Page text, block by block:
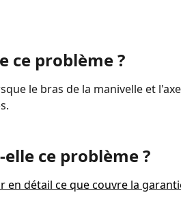
ce problème ?
le bras de la manivelle et
ce problème ?
détail ce que couvre la